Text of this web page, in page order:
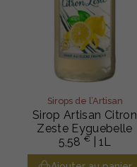
Sirops de l’Artisan
Sirop Artisan Citron
Zeste Eyguebelle
5,58 € | 1L